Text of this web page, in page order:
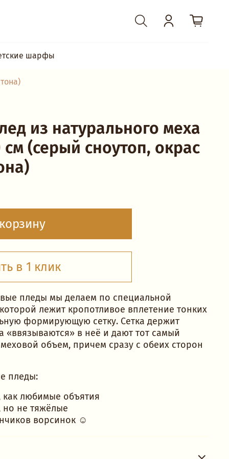
шарфы
из натурального меха
см (серый сноутоп, окрас
в 1 клик
пледы мы делаем по специальной
лежит кропотливое вплетение тонких
формирующую сетку. Сетка держит
«ввязываются» в неё и дают тот самый
объем, причем сразу с обеих сторон
пледы:
любимые объятия
но не тяжёлые
ворсинок ☺️